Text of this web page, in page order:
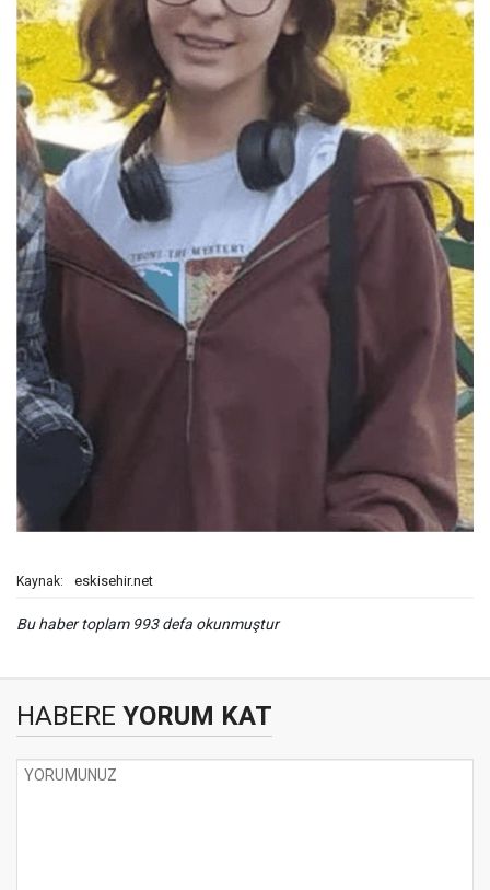
Kaynak: eskisehir.net
Bu haber toplam 993 defa okunmuştur
HABERE YORUM KAT